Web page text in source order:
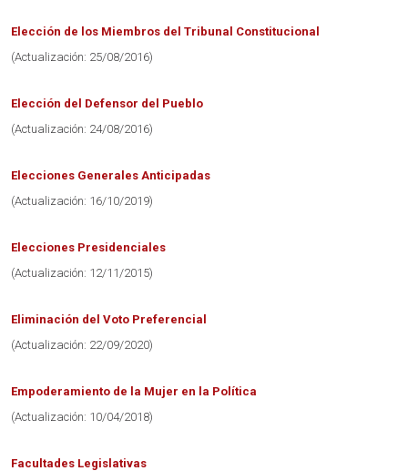
Elección de los Miembros del Tribunal Constitucional
(Actualización: 25/08/2016)
Elección del Defensor del Pueblo
(Actualización: 24/08/2016)
Elecciones Generales Anticipadas
(Actualización: 16/10/2019)
Elecciones Presidenciales
(Actualización: 12/11/2015)
Eliminación del Voto Preferencial
(Actualización: 22/09/2020)
Empoderamiento de la Mujer en la Política
(Actualización: 10/04/2018)
Facultades Legislativas